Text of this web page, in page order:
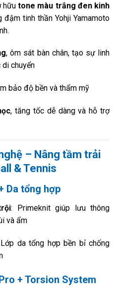
hữutone màu trắng đen kinh
tinh thần Yohji Yamamoto
, ôm sát bàn chân, tạo sự linh
chuyển
bảo độ bền và thẩm mỹ
, tăng tốc dễ dàng và hỗ trợ
– Nâng tầm trải
& Tennis
Da tổng hợp
: Primeknit giúp lưu thông
và ẩm
da tổng hợp bền bỉ chống
+ Torsion System